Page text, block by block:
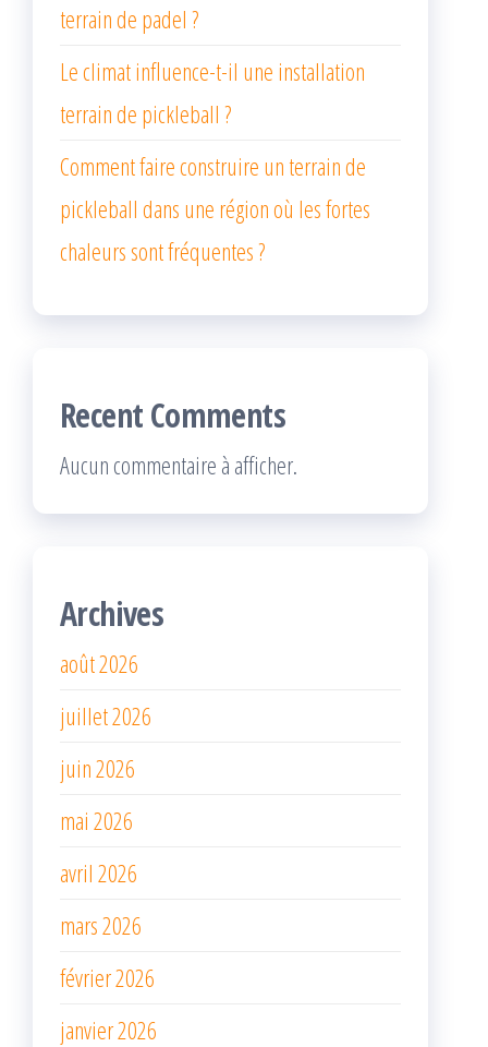
terrain de padel ?
Le climat influence-t-il une installation
terrain de pickleball ?
Comment faire construire un terrain de
pickleball dans une région où les fortes
chaleurs sont fréquentes ?
Recent Comments
Aucun commentaire à afficher.
Archives
août 2026
juillet 2026
juin 2026
mai 2026
avril 2026
mars 2026
février 2026
janvier 2026